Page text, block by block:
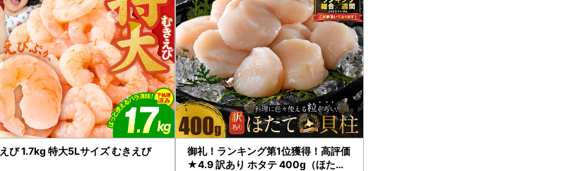
えび 1.7kg 特大5Lサイズ むきえび
御礼！ランキング第1位獲得！高評価
★4.9 訳あり ホタテ 400g（ほたて